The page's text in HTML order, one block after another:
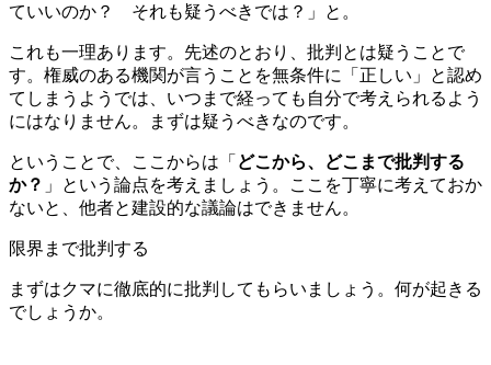
ていいのか？ それも疑うべきでは？」と。
これも一理あります。先述のとおり、批判とは疑うことで
す。権威のある機関が言うことを無条件に「正しい」と認め
てしまうようでは、いつまで経っても自分で考えられるよう
にはなりません。まずは疑うべきなのです。
ということで、ここからは「 どこから、どこまで批判する
か？ 」という論点を考えましょう。ここを丁寧に考えておか
ないと、他者と建設的な議論はできません。
限界まで批判する
まずはクマに徹底的に批判してもらいましょう。何が起きる
でしょうか。